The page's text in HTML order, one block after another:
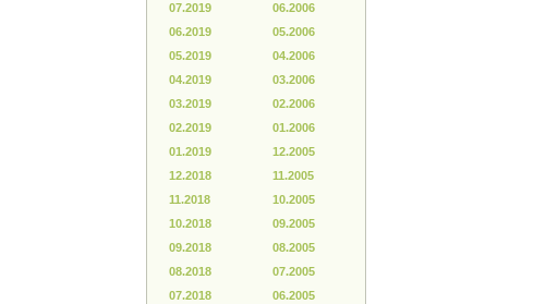
07.2019
06.2019
05.2019
04.2019
03.2019
02.2019
01.2019
12.2018
11.2018
10.2018
09.2018
08.2018
07.2018
06.2006
05.2006
04.2006
03.2006
02.2006
01.2006
12.2005
11.2005
10.2005
09.2005
08.2005
07.2005
06.2005